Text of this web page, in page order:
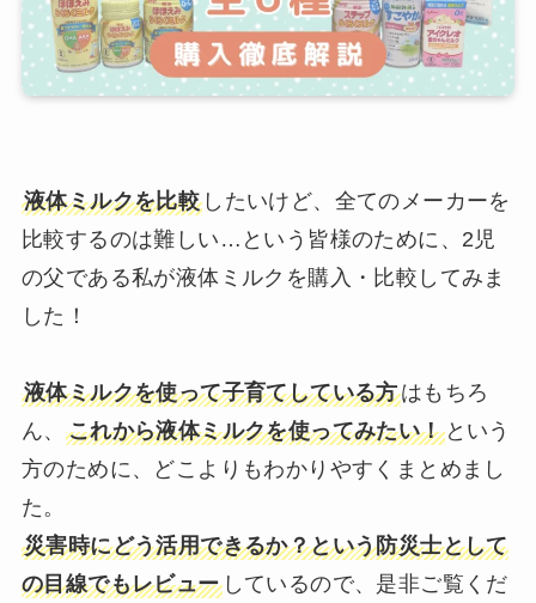
液体ミルクを比較 したいけど、全てのメーカーを
比較するのは難しい…という皆様のために、2児
の父である私が液体ミルクを購入・比較してみま
した！
液体ミルクを使って子育てしている方はもちろ
ん、 これから液体ミルクを使ってみたい！という
方のために、どこよりもわかりやすくまとめまし
た。
災害時にどう活用できるか？という防災士として
の目線でもレビューしているので、是非ご覧くだ